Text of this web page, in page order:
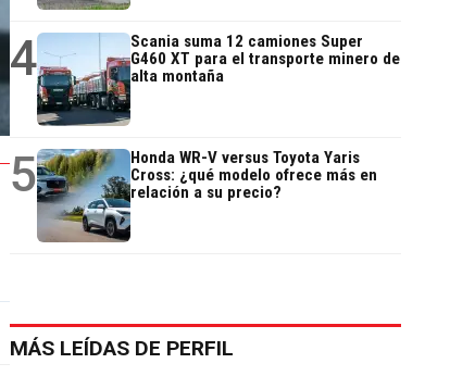
4
Scania suma 12 camiones Super
G460 XT para el transporte minero de
alta montaña
5
Honda WR-V versus Toyota Yaris
Cross: ¿qué modelo ofrece más en
relación a su precio?
MÁS LEÍDAS DE PERFIL